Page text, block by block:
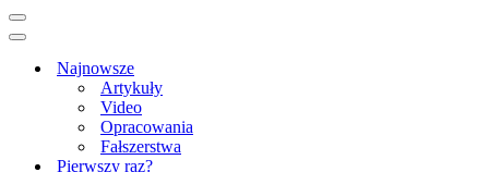
Menu
nawigacji
Menu
nawigacjiNajnowsze
Artykuły
Video
Opracowania
Fałszerstwa
Pierwszy raz?